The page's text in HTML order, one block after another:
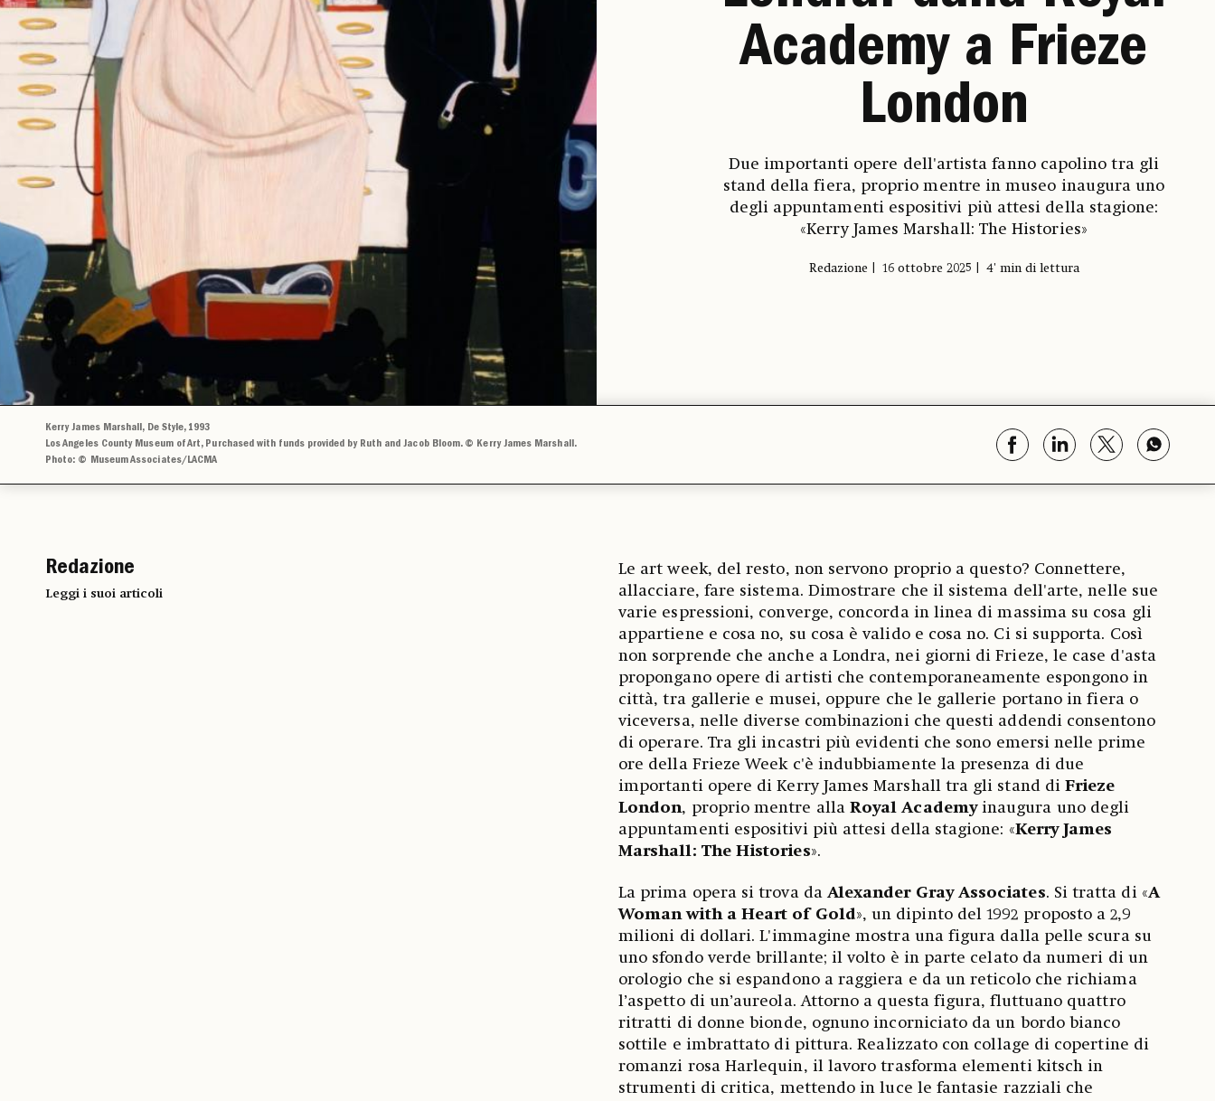
Academy a Frieze
London
Due importanti opere dell'artista fanno capolino tra gli
stand della fiera, proprio mentre in museo inaugura uno
degli appuntamenti espositivi più attesi della stagione:
«Kerry James Marshall: The Histories»
Redazione 16 ottobre 2025 4' min di lettura
Kerry James Marshall, De Style, 1993
Los Angeles County Museum of Art, Purchased with funds provided by Ruth and Jacob Bloom. © Kerry James Marshall.
Photo: © Museum Associates/LACMA
Redazione
Leggi i suoi articoli
Le art week, del resto, non servono proprio a questo? Connettere,
allacciare, fare sistema. Dimostrare che il sistema dell'arte, nelle sue
varie espressioni, converge, concorda in linea di massima su cosa gli
appartiene e cosa no, su cosa è valido e cosa no. Ci si supporta. Così
non sorprende che anche a Londra, nei giorni di Frieze, le case d'asta
propongano opere di artisti che contemporaneamente espongono in
città, tra gallerie e musei, oppure che le gallerie portano in fiera o
viceversa, nelle diverse combinazioni che questi addendi consentono
di operare. Tra gli incastri più evidenti che sono emersi nelle prime
ore della Frieze Week c'è indubbiamente la presenza di due
importanti opere di Kerry James Marshall tra gli stand diFrieze
London, proprio mentre alla Royal Academyinaugura uno degli
appuntamenti espositivi più attesi della stagione: «Kerry James
Marshall: The Histories».
La prima opera si trova da Alexander Gray Associates. Si tratta di «A
Woman with a Heart of Gold», un dipinto del 1992 proposto a 2,9
milioni di dollari. L'immagine mostra una figura dalla pelle scura su
uno sfondo verde brillante; il volto è in parte celato da numeri di un
orologio che si espandono a raggiera e da un reticolo che richiama
l’aspetto di un’aureola. Attorno a questa figura, fluttuano quattro
ritratti di donne bionde, ognuno incorniciato da un bordo bianco
sottile e imbrattato di pittura. Realizzato con collage di copertine di
romanzi rosa Harlequin, il lavoro trasforma elementi kitsch in
strumenti di critica, mettendo in luce le fantasie razziali che